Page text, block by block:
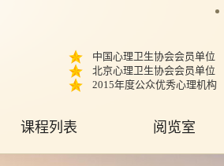
中国心理卫生协会会员单位
北京心理卫生协会会员单位
2015年度公众优秀心理机构
课程列表 阅览室